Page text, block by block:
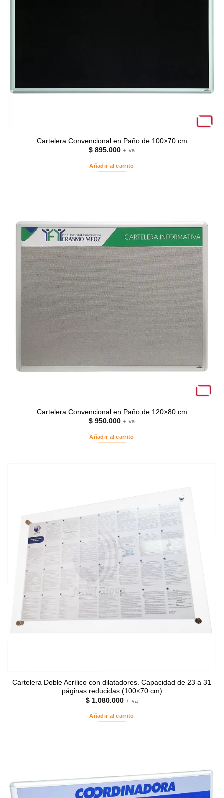
Cartelera Convencional en Paño de 100×70 cm
$ 895.000 + Iva
Añadir al carrito
Cartelera Convencional en Paño de 120×80 cm
$ 950.000 + Iva
Añadir al carrito
Cartelera Doble Acrílico con dilatadores. Capacidad de 23 a 31
páginas reducidas (100×70 cm)
$ 1.080.000 + Iva
Añadir al carrito